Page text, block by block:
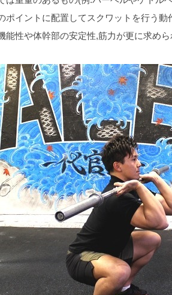
ポイントに配置してスクワットを行う
能性や体幹部の安定性,筋力が更に求め